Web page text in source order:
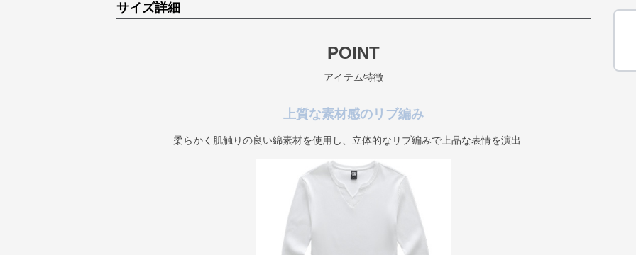
サイズ詳細
POINT
アイテム特徴
上質な素材感のリブ編み
柔らかく肌触りの良い綿素材を使用し、立体的なリブ編みで上品な表情を演出